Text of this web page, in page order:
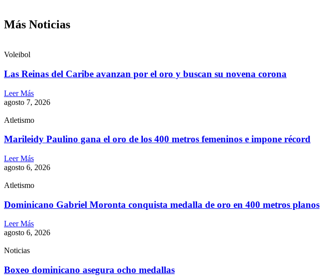
Más Noticias
Voleibol
Las Reinas del Caribe avanzan por el oro y buscan su novena corona
Leer Más
agosto 7, 2026
Atletismo
Marileidy Paulino gana el oro de los 400 metros femeninos e impone récord
Leer Más
agosto 6, 2026
Atletismo
Dominicano Gabriel Moronta conquista medalla de oro en 400 metros planos
Leer Más
agosto 6, 2026
Noticias
Boxeo dominicano asegura ocho medallas